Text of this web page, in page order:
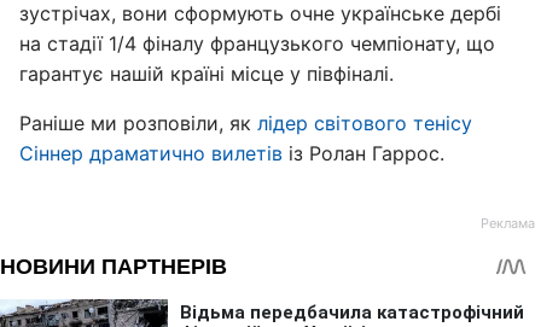
зустрічах, вони сформують очне українське дербі
на стадії 1/4 фіналу французького чемпіонату, що
гарантує нашій країні місце у півфіналі.
Раніше ми розповіли, як лідер світового тенісу
Сіннер драматично вилетів із Ролан Гаррос.